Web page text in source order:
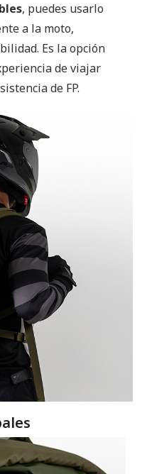
, puedes usarlo
a la moto,
Es la opción
de viajar
de FP.